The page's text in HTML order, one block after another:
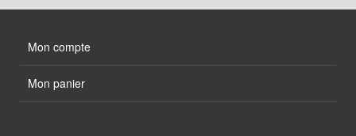
Mon compte
Mon panier